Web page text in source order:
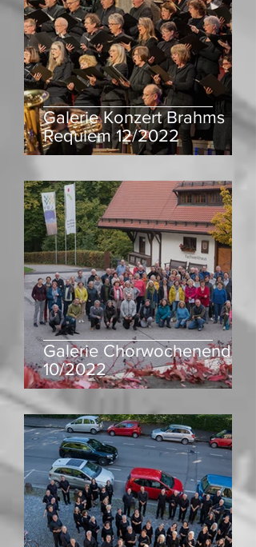
Galerie Konzert Brahms
Requiem 12/2022
Galerie Chorwochenende
10/2022